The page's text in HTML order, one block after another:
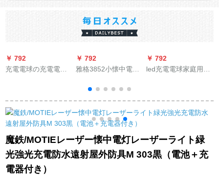
￥ 792
充電電球の充電電球
プは緊急電灯家庭用
の充電照明で停電し
ます。led予備ランプ
は65 Wアップグレー
ドします。
￥ 792
雅格3852小懐中電灯
ミニ懐電灯雅格3852
リチウム電池-青
￥ 792
led充電電球家庭用イ
電不思議省エネ水が
あれば、ボールバブ
ル5 Wを点灯します。
魔鉄/MOTIEレーザー懐中電灯レーザーライト緑
光強光充電防水遠射屋外防具M 303黒（電池＋充
電器付き）